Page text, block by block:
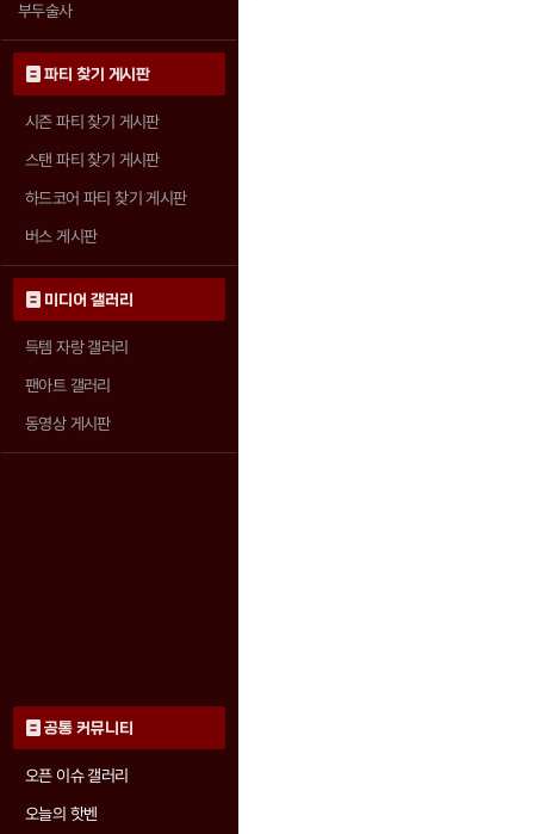
부두술사
파티 찾기 게시판
시즌 파티 찾기 게시판
스탠 파티 찾기 게시판
하드코어 파티 찾기 게시판
버스 게시판
미디어 갤러리
득템 자랑 갤러리
팬아트 갤러리
동영상 게시판
공통 커뮤니티
오픈 이슈 갤러리
오늘의 핫벤